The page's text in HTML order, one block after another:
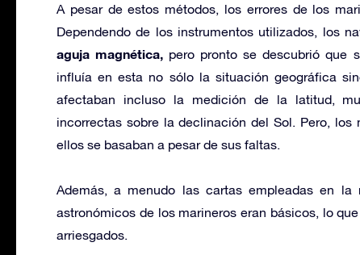
A pesar de estos métodos, los errores de los
Dependendo de los instrumentos utilizados, los
aguja magnética, pero pronto se descubrió que
influía en esta no sólo la situación geográfica
afectaban incluso la medición de la latitud,
incorrectas sobre la declinación del Sol. Pero,
ellos se basaban a pesar de sus faltas.
Además, a menudo las cartas empleadas en
astronómicos de los marineros eran básicos, lo
arriesgados.